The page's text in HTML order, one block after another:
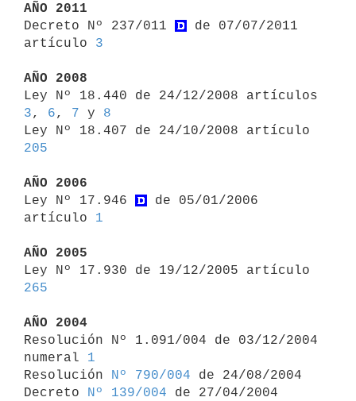
AÑO 2011
Decreto Nº 237/011
de 07/07/2011
artículo 3
AÑO 2008
3, 6, 7 y 8
205
AÑO 2006
Ley Nº 17.946
de 05/01/2006
artículo 1
AÑO 2005
265
AÑO 2004
Resolución Nº 1.091/004 de 03/12/2004
numeral 1
Resolución
Nº 790/004 de 24/08/2004
Decreto
Nº 139/004 de 27/04/2004